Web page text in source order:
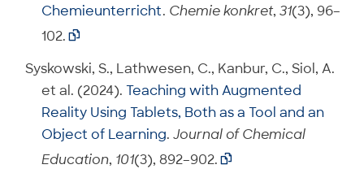
Chemieunterricht. Chemie konkret, 31(3), 96–
102. 
Syskowski, S., Lathwesen, C., Kanbur, C., Siol, A.
et al. (2024). Teaching with Augmented
Reality Using Tablets, Both as a Tool and an
Object of Learning. Journal of Chemical
Education, 101(3), 892–902. 